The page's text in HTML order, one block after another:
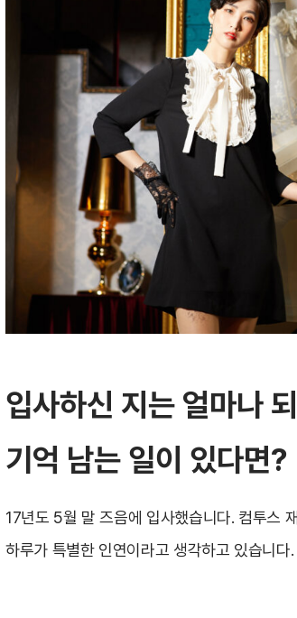
입사하신 지는 얼마나
기억 남는 일이 있다면?
17년도 5월 말 즈음에 입사했습니다. 컴투스
하루가 특별한 인연이라고 생각하고 있습니